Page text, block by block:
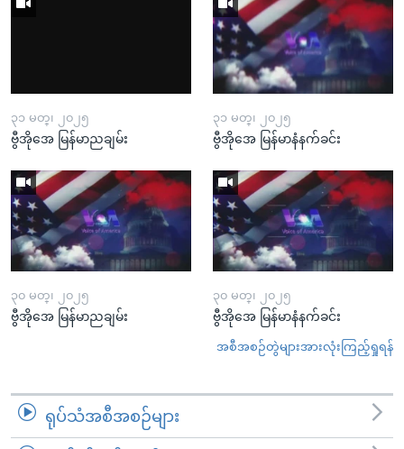
၃၁ မတ္၊ ၂၀၂၅
ဗွီအိုအေ မြန်မာညချမ်း
၃၁ မတ္၊ ၂၀၂၅
ဗွီအိုအေ မြန်မာနံနက်ခင်း
၃၀ မတ္၊ ၂၀၂၅
ဗွီအိုအေ မြန်မာညချမ်း
၃၀ မတ္၊ ၂၀၂၅
ဗွီအိုအေ မြန်မာနံနက်ခင်း
အစီအစဉ်တွဲများအားလုံးကြည့်ရှုရန်
ရုပ်သံအစီအစဉ်များ